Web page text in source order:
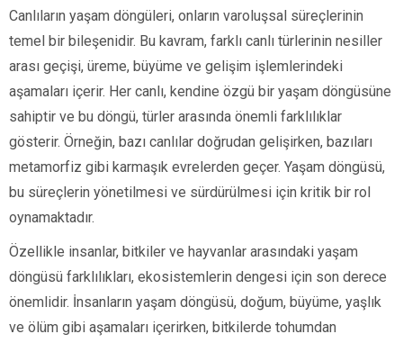
Canlıların yaşam döngüleri, onların varoluşsal süreçlerinin
temel bir bileşenidir. Bu kavram, farklı canlı türlerinin nesiller
arası geçişi, üreme, büyüme ve gelişim işlemlerindeki
aşamaları içerir. Her canlı, kendine özgü bir yaşam döngüsüne
sahiptir ve bu döngü, türler arasında önemli farklılıklar
gösterir. Örneğin, bazı canlılar doğrudan gelişirken, bazıları
metamorfiz gibi karmaşık evrelerden geçer. Yaşam döngüsü,
bu süreçlerin yönetilmesi ve sürdürülmesi için kritik bir rol
oynamaktadır.
Özellikle insanlar, bitkiler ve hayvanlar arasındaki yaşam
döngüsü farklılıkları, ekosistemlerin dengesi için son derece
önemlidir. İnsanların yaşam döngüsü, doğum, büyüme, yaşlık
ve ölüm gibi aşamaları içerirken, bitkilerde tohumdan